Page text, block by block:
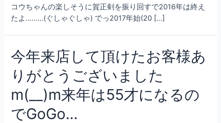
コウちゃんの楽しそうに賀正剣を振り回すで2016年は終え
たよ………(ぐしゃぐしゃ) でっ2017年始(20 […]
今年来店して頂けたお客様あ
りがとうございました
m(__)m来年は55才になるの
でGoGo…